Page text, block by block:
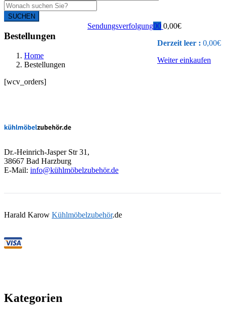
SUCHEN
0 0,00€
Derzeit leer : 0,00€
Weiter einkaufen
0
Sendungsverfolgung
Bestellungen
Home
Bestellungen
[wcv_orders]
Dr.-Heinrich-Jasper Str 31,
38667 Bad Harzburg
E-Mail: info@kühlmöbelzubehör.de
Harald Karow Kühlmöbelzubehör.de
Kategorien